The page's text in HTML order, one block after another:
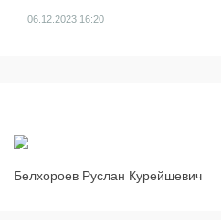
06.12.2023 16:20
Белхороев Руслан Курейшевич